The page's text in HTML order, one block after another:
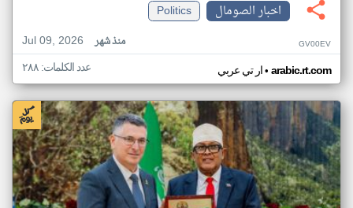
اخبار الصومال
Politics
Jul 09, 2026
منذ شهر GV00EV
ار تي عربي• arabic.rt.com عدد الكلمات: ٢٨٨